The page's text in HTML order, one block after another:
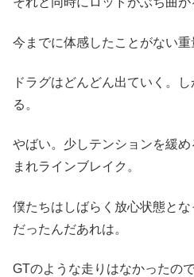
今までに体感したことがない重
ドラグはどんどん出ていく。
る。
やばい。少しテンションを緩
まれラインブレイク。
僕たちはしばらく放心状態と
だったんだあれは。
GTのような走りはなかったの